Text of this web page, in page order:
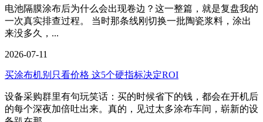
电池隔膜涂布后为什么会出现卷边？这一整篇，就是复盘我的
一次真实排查过程。 当时那条线刚切换一批陶瓷浆料，涂出
来没多久，...
2026-07-11
买涂布机别只看价格 这5个硬指标决定ROI
设备采购群里有句玩笑话：买的时候省下的钱，都会在开机后
的每个深夜加倍吐出来。真的，见过太多涂布车间，崭新的设